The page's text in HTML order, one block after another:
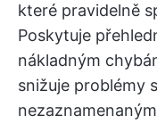
které pravidelně
Poskytuje
nákladným
snižuje problémy